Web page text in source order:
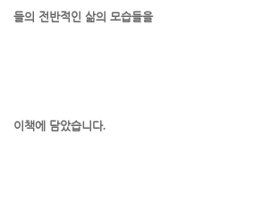
들의 전반적인 삶의 모습들을
이책에 담았습니다.